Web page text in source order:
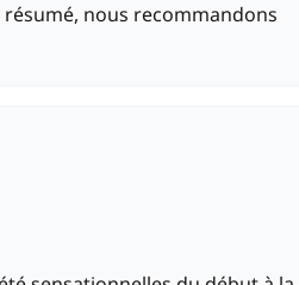
nous recommandons